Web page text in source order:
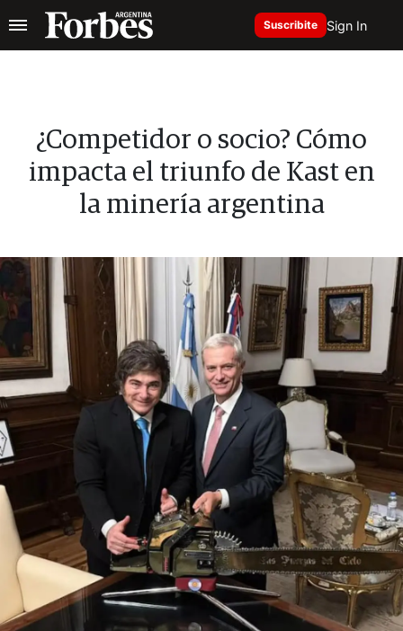
Suscribite Sign In
¿Competidor o socio? Cómo
impacta el triunfo de Kast en
la minería argentina